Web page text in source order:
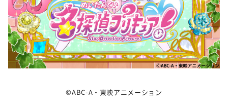
©ABC-A・東映アニメーション